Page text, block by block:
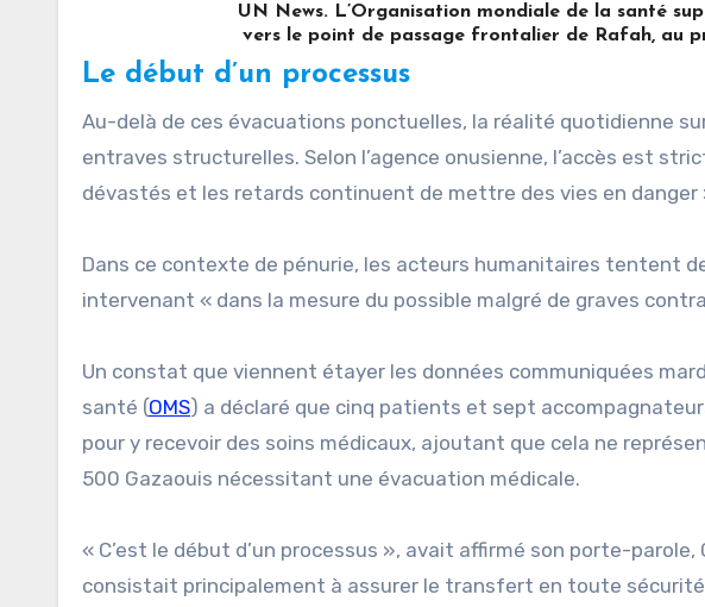
UN News. L’Organisation mondiale de la santé
vers le point de passage frontalier de Rafah, au
Le début d’un processus
Au-delà de ces évacuations ponctuelles, la réalité quotidienne
entraves structurelles. Selon l’agence onusienne, l’accès est
dévastés et les retards continuent de mettre des vies en danger
Dans ce contexte de pénurie, les acteurs humanitaires tentent
intervenant « dans la mesure du possible malgré de graves
Un constat que viennent étayer les données communiquées
santé (OMS) a déclaré que cinq patients et sept
pour y recevoir des soins médicaux, ajoutant que cela ne
500 Gazaouis nécessitant une évacuation médicale.
« C’est le début d’un processus », avait affirmé son porte-
consistait principalement à assurer le transfert en toute